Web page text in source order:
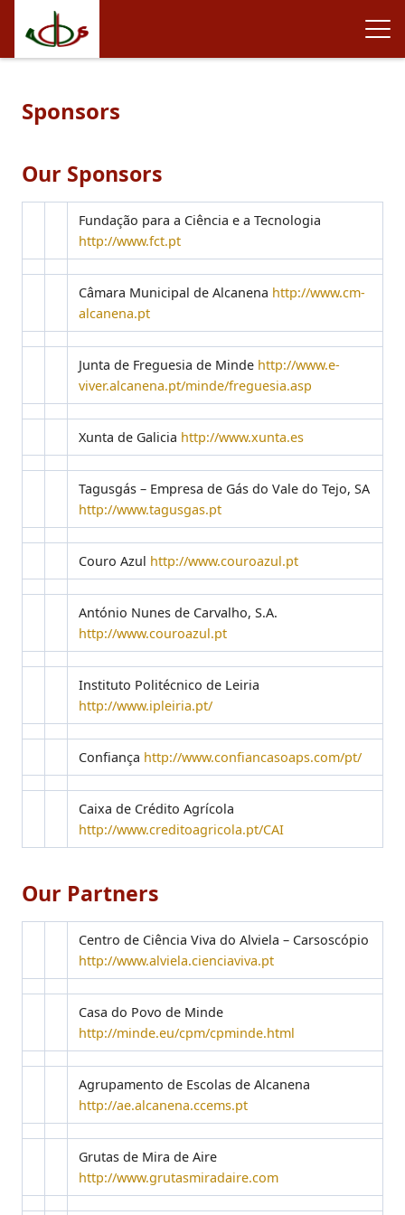
Sponsors
Our Sponsors
Fundação para a Ciência e a Tecnologia
http://www.fct.pt
Câmara Municipal de Alcanena http://www.cm-
alcanena.pt
Junta de Freguesia de Minde http://www.e-
viver.alcanena.pt/minde/freguesia.asp
Xunta de Galicia http://www.xunta.es
Tagusgás – Empresa de Gás do Vale do Tejo, SA
http://www.tagusgas.pt
Couro Azul http://www.couroazul.pt
António Nunes de Carvalho, S.A.
http://www.couroazul.pt
Instituto Politécnico de Leiria
http://www.ipleiria.pt/
Confiança http://www.confiancasoaps.com/pt/
Caixa de Crédito Agrícola
http://www.creditoagricola.pt/CAI
Our Partners
Centro de Ciência Viva do Alviela – Carsoscópio
http://www.alviela.cienciaviva.pt
Casa do Povo de Minde
http://minde.eu/cpm/cpminde.html
Agrupamento de Escolas de Alcanena
http://ae.alcanena.ccems.pt
Grutas de Mira de Aire
http://www.grutasmiradaire.com